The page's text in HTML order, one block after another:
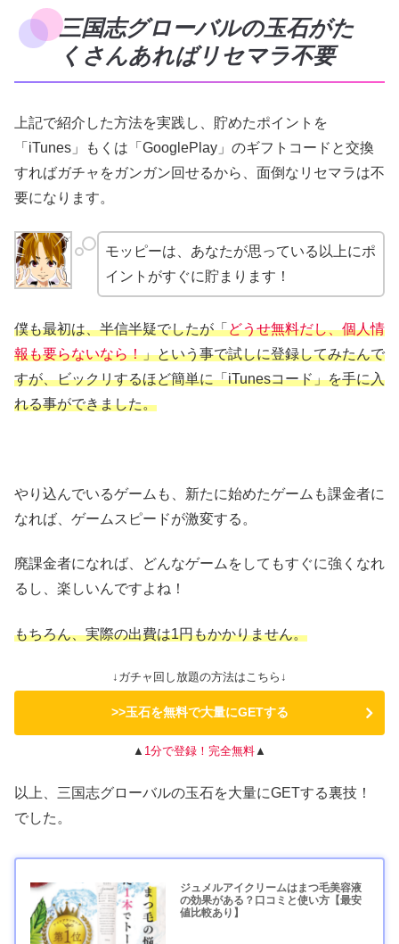
三国志グローバルの玉石がた
くさんあればリセマラ不要
上記で紹介した方法を実践し、貯めたポイントを
「iTunes」もくは「GooglePlay」のギフトコードと交換
すればガチャをガンガン回せるから、面倒なリセマラは不
要になります。
モッピーは、あなたが思っている以上にポ
イントがすぐに貯まります！
僕も最初は、半信半疑でしたが「どうせ無料だし、個人情
報も要らないなら！」という事で試しに登録してみたんで
すが、ビックリするほど簡単に「iTunesコード」を手に入
れる事ができました。
やり込んでいるゲームも、新たに始めたゲームも課金者に
なれば、ゲームスピードが激変する。
廃課金者になれば、どんなゲームをしてもすぐに強くなれ
るし、楽しいんですよね！
もちろん、実際の出費は1円もかかりません。
↓ガチャ回し放題の方法はこちら↓
>>玉石を無料で大量にGETする
▲ 1分で登録！完全無料 ▲
以上、三国志グローバルの玉石を大量にGETする裏技！
でした。
ジュメルアイクリームはまつ毛美容液
の効果がある？口コミと使い方【最安
値比較あり】